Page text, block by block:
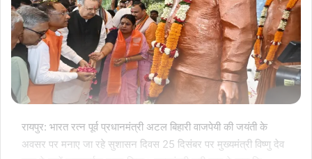
रायपुर: भारत रत्न पूर्व प्रधानमंत्री अटल बिहारी वाजपेयी की जयंती के
अवसर पर मनाए जा रहे सुशासन दिवस 25 दिसंबर पर मुख्यमंत्री विष्णु देव